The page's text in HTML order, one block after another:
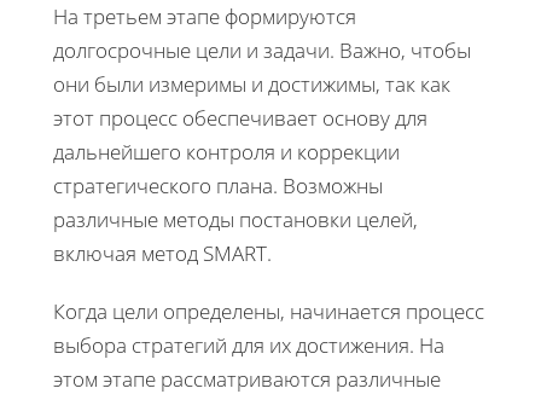
На третьем этапе формируются
долгосрочные цели и задачи. Важно, чтобы
они были измеримы и достижимы, так как
этот процесс обеспечивает основу для
дальнейшего контроля и коррекции
стратегического плана. Возможны
различные методы постановки целей,
включая метод SMART.
Когда цели определены, начинается процесс
выбора стратегий для их достижения. На
этом этапе рассматриваются различные